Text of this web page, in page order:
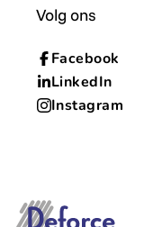
Volg ons
Facebook
LinkedIn
Instagram